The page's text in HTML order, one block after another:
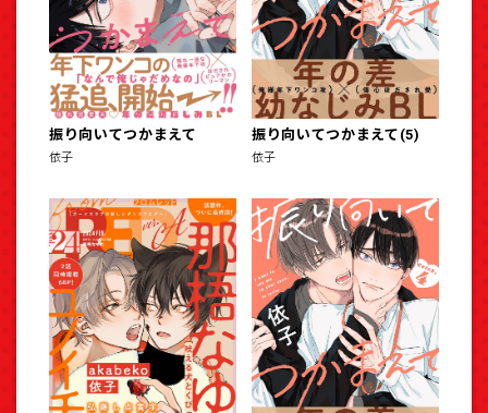
振り向いてつかまえて
依子
振り向いてつかまえて(5)
依子